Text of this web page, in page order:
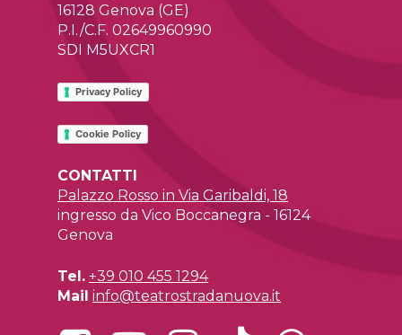
16128 Genova (GE)
P.I./C.F. 02649960990
SDI M5UXCR1
Privacy Policy
Cookie Policy
CONTATTI
Palazzo Rosso in Via Garibaldi, 18
ingresso da Vico Boccanegra - 16124
Genova
Tel. +39 010 455 1294
Mail info@teatrostradanuova.it